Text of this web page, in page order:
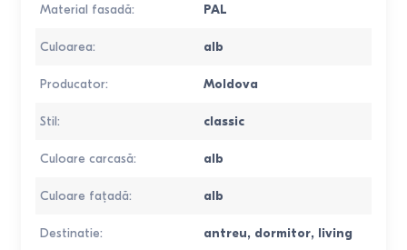
Material fasadă: PAL
Culoarea: alb
Producator: Moldova
Stil: classic
Culoare carcasă: alb
Culoare faţadă: alb
Destinatie: antreu, dormitor, living